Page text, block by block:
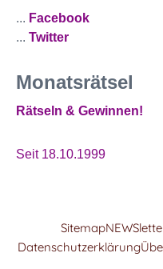
... Facebook
... Twitter
Monatsrätsel
Rätseln & Gewinnen!
Seit 18.10.1999
Sitemap
Datenschutzerklärung